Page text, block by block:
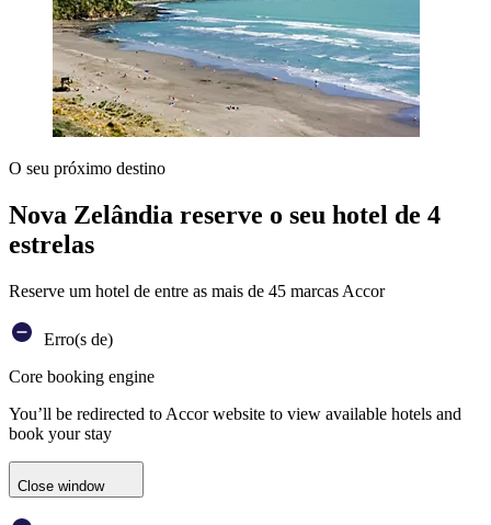
O seu próximo destino
Nova Zelândia reserve o seu hotel de 4
estrelas
Reserve um hotel de entre as mais de 45 marcas Accor
Erro(s de)
Core booking engine
You’ll be redirected to Accor website to view available hotels and
book your stay
Close window